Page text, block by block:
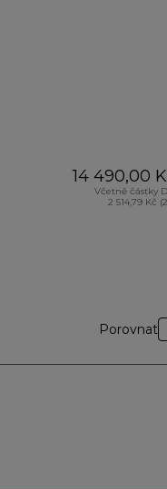
14 490,00
Včetně částky
2 514,79 Kč
Porovnat